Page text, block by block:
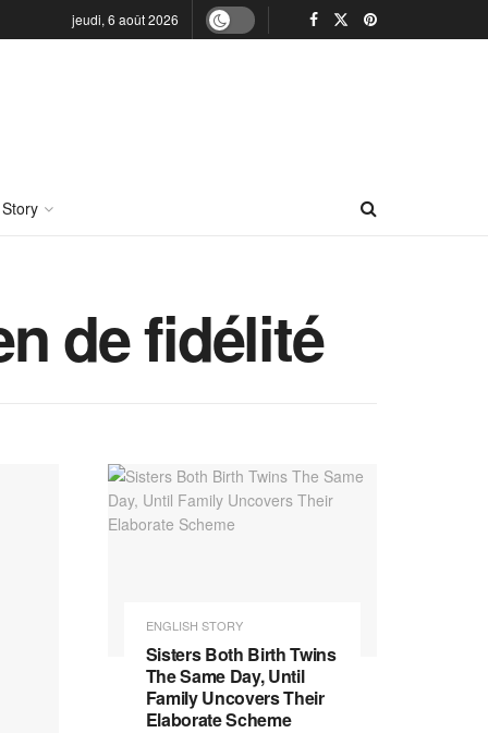
jeudi, 6 août 2026
de fidélité
ENGLISH STORY
Sisters Both Birth Twins
The Same Day, Until
Family Uncovers Their
Elaborate Scheme